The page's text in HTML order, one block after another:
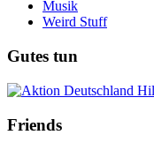
Musik
Weird Stuff
Gutes tun
Friends